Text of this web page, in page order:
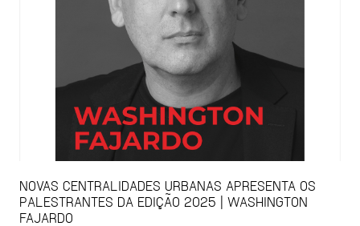
NOVAS CENTRALIDADES URBANAS APRESENTA OS
PALESTRANTES DA EDIÇÃO 2025 | WASHINGTON
FAJARDO